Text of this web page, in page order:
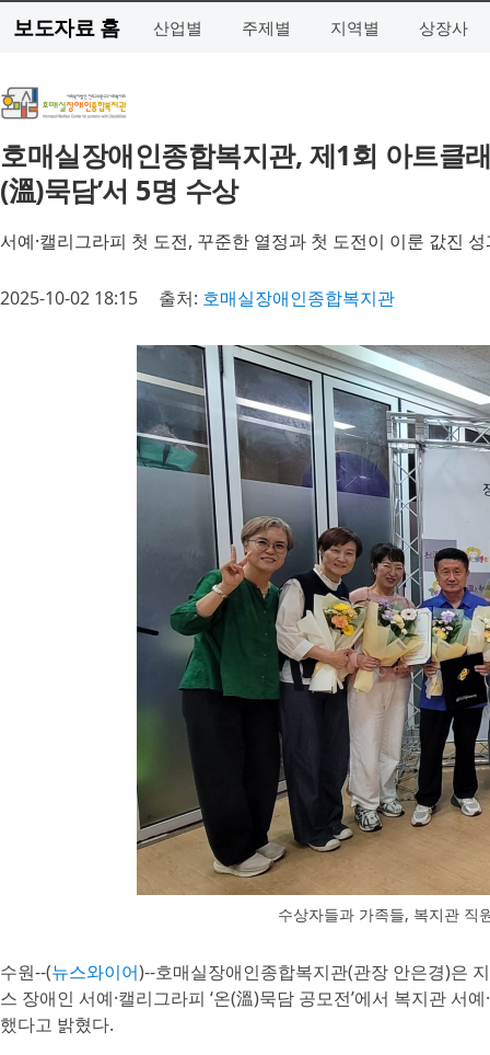
보도자료 홈 산업별 주제별 지역별 상장사
호매실장애인종합복지관, 제1회 아트클
(溫)묵담’서 5명 수상
서예·캘리그라피 첫 도전, 꾸준한 열정과 첫 도전이 이룬 값진
2025-10-02 18:15 출처: 호매실장애인종합복지관
수상자들과 가족들, 복지관 직
수원--(뉴스와이어)--호매실장애인종합복지관(관장 안은경)은
스 장애인 서예·캘리그라피 ‘온(溫)묵담 공모전’에서 복지관
했다고 밝혔다.